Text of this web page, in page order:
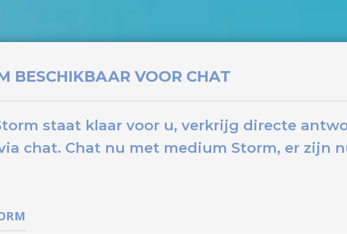
BESCHIKBAAR VOOR CHAT
staat klaar voor u, verkrijg directe
chat. Chat nu met medium Storm, er zijn